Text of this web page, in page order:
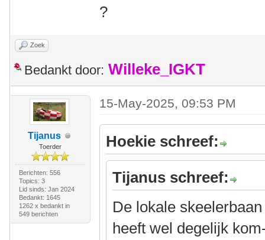
?
Zoek
Bedankt door: Willeke_IGKT
Tijanus
Toerder
Berichten: 556
Topics: 3
Lid sinds: Jan 2024
Bedankt: 1645
1262 x bedankt in
549 berichten
15-May-2025, 09:53 PM
Hoekie schreef:
Tijanus schreef:
De lokale
heeft wel degelijk